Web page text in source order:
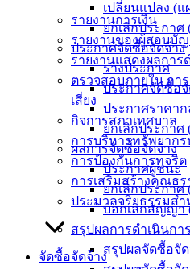
เปลี่ยนแปลง (แ
ยกเลิกประกาศ
ประกาศจัดซื้อจัดจ้าง
ร่างประกาศ
ประกาศจัดซื้อจั
ประกาศราคาก
ยกเลิกประกาศ
ผลการจัดซื้อจัดจ้าง
ประกาศผู้ชนะ
ยกเลิกประกาศ
บอกเลิกสัญญา
สรุปผลการดำเนินกา
สรุปผลจัดซื้อจัด
รายงานการเงิน
รายงานของผู้สอบบั
รายงานแสดงผลกา
ตรวจสอบภายใน กา
เสี่ยง
กิจการสภาเทศบาล
การบริหารทรัพยาก
การป้องกันการทุจริต
การเสริมสร้างคุณธร
ประมวลจริยธรรมสำ
จัดซื้อจัดจ้าง
ปฏิบัติ
งาน
ข่าวสาร
น่ารู้
ข้อมูล
ข่าวสาร
อิเล็กทรอนิกส์
องค์
ความรู้
(Knowledge
Management)